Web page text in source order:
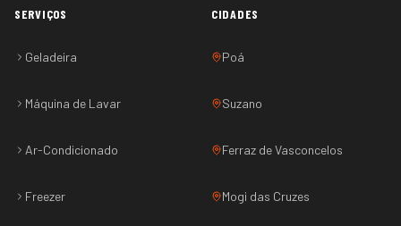
SERVIÇOS
Geladeira
Máquina de Lavar
Ar-Condicionado
Freezer
CIDADES
Poá
Suzano
Ferraz de Vasconcelos
Mogi das Cruzes